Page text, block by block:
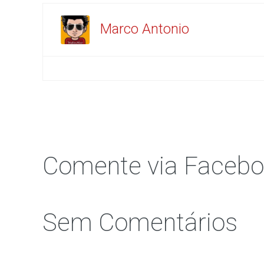
Marco Antonio
Comente via
Sem Comentários